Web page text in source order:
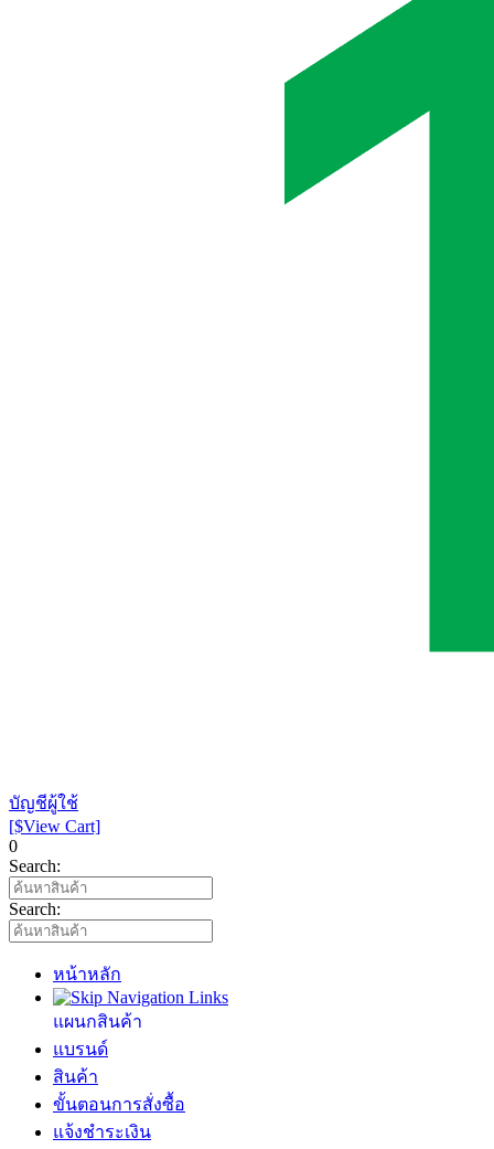
บัญชีผู้ใช้
[$View Cart]
0
Search:
Search:
หน้าหลัก
แผนกสินค้า
แบรนด์
สินค้า
ขั้นตอนการสั่งซื้อ
แจ้งชำระเงิน